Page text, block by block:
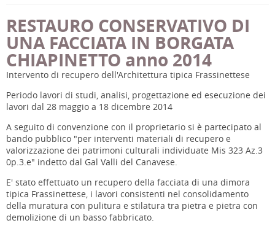
RESTAURO CONSERVATIVO DI
UNA FACCIATA IN BORGATA
CHIAPINETTO anno 2014
Intervento di recupero dell'Architettura tipica Frassinettese
Periodo lavori di studi, analisi, progettazione ed esecuzione dei
lavori dal 28 maggio a 18 dicembre 2014
A seguito di convenzione con il proprietario si è partecipato al
bando pubblico "per interventi materiali di recupero e
valorizzazione dei patrimoni culturali individuate Mis 323 Az.3
0p.3.e" indetto dal Gal Valli del Canavese.
E' stato effettuato un recupero della facciata di una dimora
tipica Frassinettese, i lavori consistenti nel consolidamento
della muratura con pulitura e stilatura tra pietra e pietra con
demolizione di un basso fabbricato.